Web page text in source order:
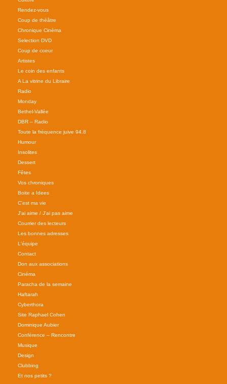
Rendez-vous
Coup de théâtre
Chronique Cinéma
Selection DVD
Coup de coeur
Artistes
Le coin des enfants
A La vitrine du Libraire
Radio
Monday
Bethel-Vallée
DBR – Radio
Toute la fréquence juive 94.8
Humour
Insolites
Dessert
Fêtes
Vos chroniques
Boite a Idees
C'est ma vie
J'ai aime / J'ai pas aime
Courrier des lecteurs
Les bonnes adresses
L'équipe
Contact
Don aux associations
Cinéma
Paracha de la semaine
Haftarah
Cyberthora
Site Raphael Cohen
Dominique Aubier
Conférence – Rencontre
Musique
Design
Clubbing
Et nos petits ?